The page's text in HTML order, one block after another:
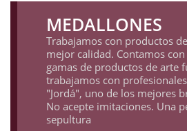
MEDALLONES
Trabajamos con productos
mejor calidad. Contamos
gamas de productos de arte
trabajamos con
"Jordá", uno de los mejores
No acepte imitaciones. Una
sepultura